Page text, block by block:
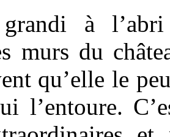
à
murs du
qu’elle le
l’entoure.